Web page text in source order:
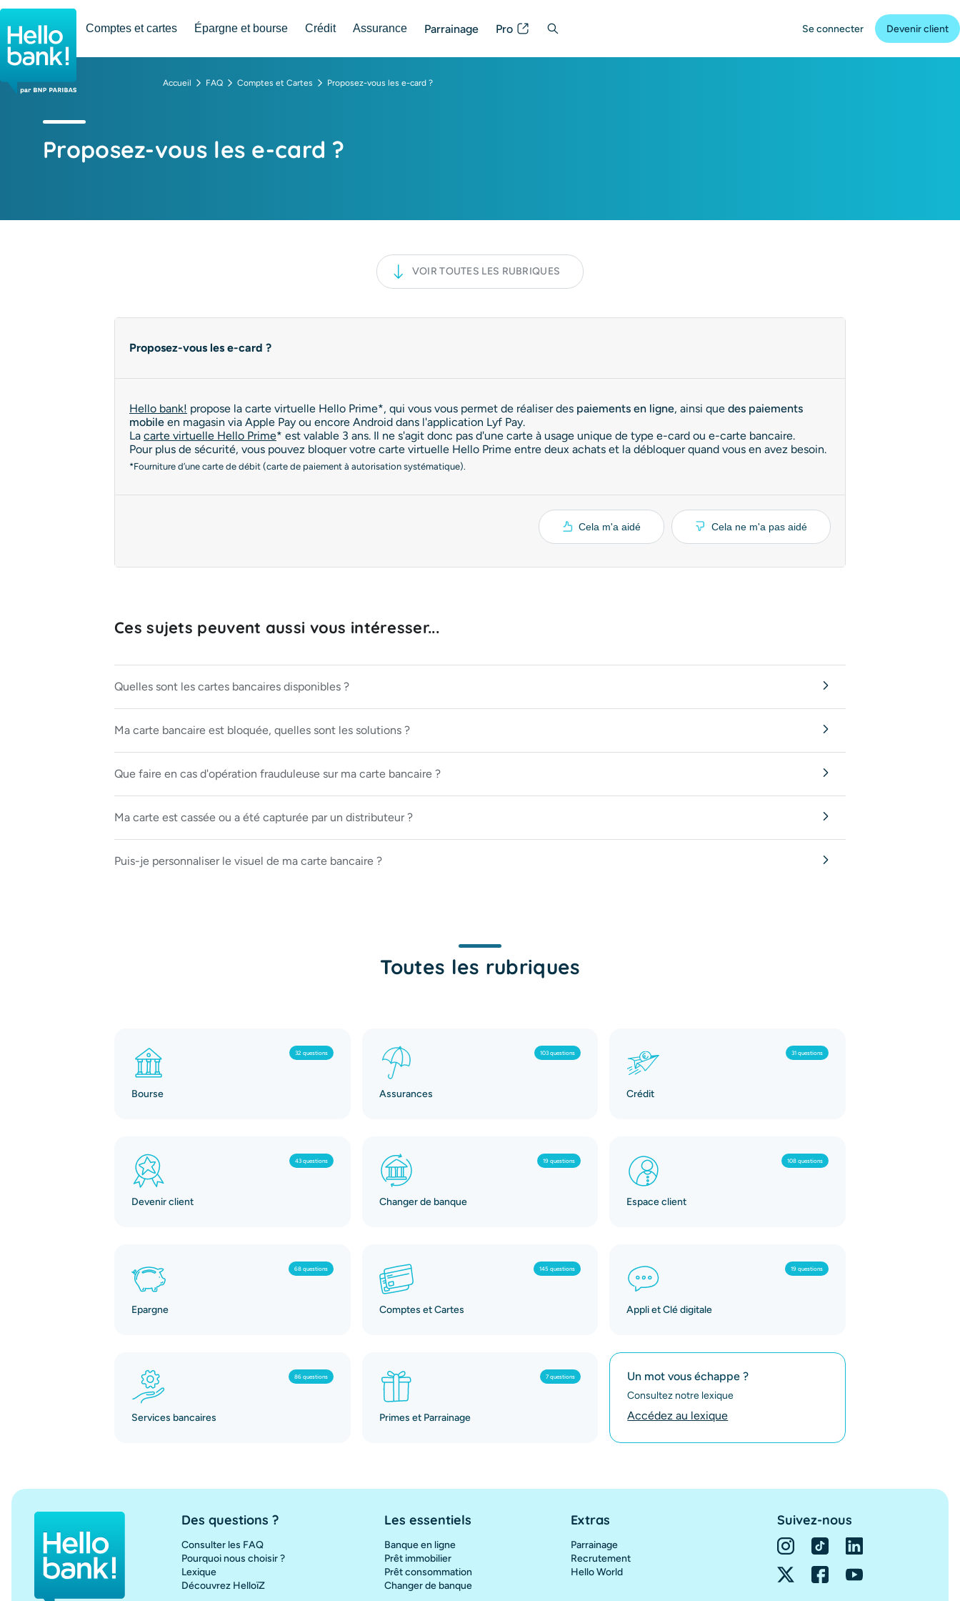
Hello bank! la banque en ligne de BNP Paribas
Comptes et cartes Épargne et bourse Crédit Assurance Parrainage Pro Posez votre question Se connecter Devenir client
Accueil FAQ Comptes et Cartes Proposez-vous les e-card ?
Proposez-vous les e-card ?
VOIR TOUTES LES RUBRIQUES
Proposez-vous les e-card ?
Hello bank! propose la carte virtuelle Hello Prime*, qui vous vous permet de réaliser des paiements en ligne, ainsi que des paiements
mobile en magasin via Apple Pay ou encore Android dans l'application Lyf Pay.
La carte virtuelle Hello Prime* est valable 3 ans. Il ne s'agit donc pas d'une carte à usage unique de type e-card ou e-carte bancaire.
Pour plus de sécurité, vous pouvez bloquer votre carte virtuelle Hello Prime entre deux achats et la débloquer quand vous en avez besoin.
*Fourniture d’une carte de débit (carte de paiement à autorisation systématique).
Cela m'a aidé Cela ne m'a pas aidé
Ces sujets peuvent aussi vous intéresser...
Quelles sont les cartes bancaires disponibles ?
Ma carte bancaire est bloquée, quelles sont les solutions ?
Que faire en cas d'opération frauduleuse sur ma carte bancaire ?
Ma carte est cassée ou a été capturée par un distributeur ?
Puis-je personnaliser le visuel de ma carte bancaire ?
Toutes les rubriques
32 questions
Bourse
103 questions
Assurances
31 questions
Crédit
43 questions
Devenir client
19 questions
Changer de banque
108 questions
Espace client
68 questions
Epargne
145 questions
Comptes et Cartes
19 questions
Appli et Clé digitale
86 questions
Services bancaires
7 questions
Primes et Parrainage
Un mot vous échappe ?
Consultez notre lexique
Accédez au lexique
Des questions ?
Consulter les FAQ
Pourquoi nous choisir ?
Lexique
Découvrez HelloïZ
Les essentiels
Banque en ligne
Prêt immobilier
Prêt consommation
Changer de banque
Extras
Parrainage
Recrutement
Hello World
Suivez-nous